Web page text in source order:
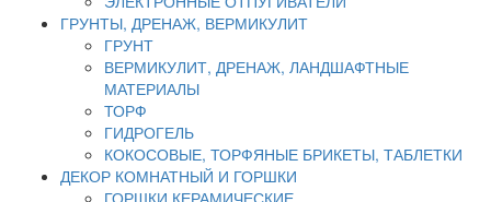
ГРУНТЫ, ДРЕНАЖ, ВЕРМИКУЛИТ
ГРУНТ
ВЕРМИКУЛИТ, ДРЕНАЖ, ЛАНДШАФТНЫЕ
МАТЕРИАЛЫ
ТОРФ
ГИДРОГЕЛЬ
КОКОСОВЫЕ, ТОРФЯНЫЕ БРИКЕТЫ, ТАБЛЕТКИ
ДЕКОР КОМНАТНЫЙ И ГОРШКИ
ГОРШКИ КЕРАМИЧЕСКИЕ